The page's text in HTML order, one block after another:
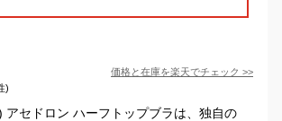
価格と在庫を楽天でチェック >>
)
アセドロン ハーフトップブラは、独自の